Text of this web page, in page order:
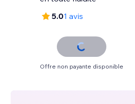
5.01 avis
Offre non payante disponible